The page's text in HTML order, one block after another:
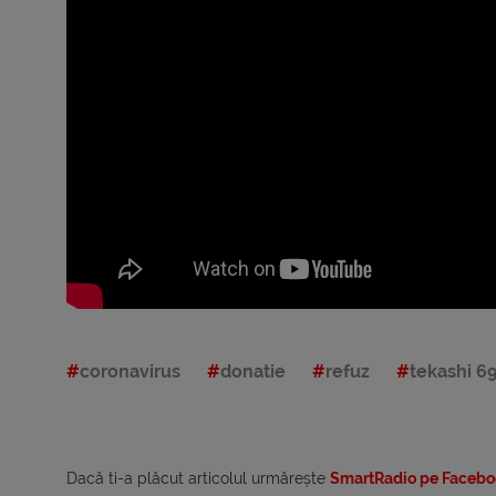
coronavirus donatie refuz tekashi 69
Dacă ti-a plăcut articolul urmărește SmartRadio pe